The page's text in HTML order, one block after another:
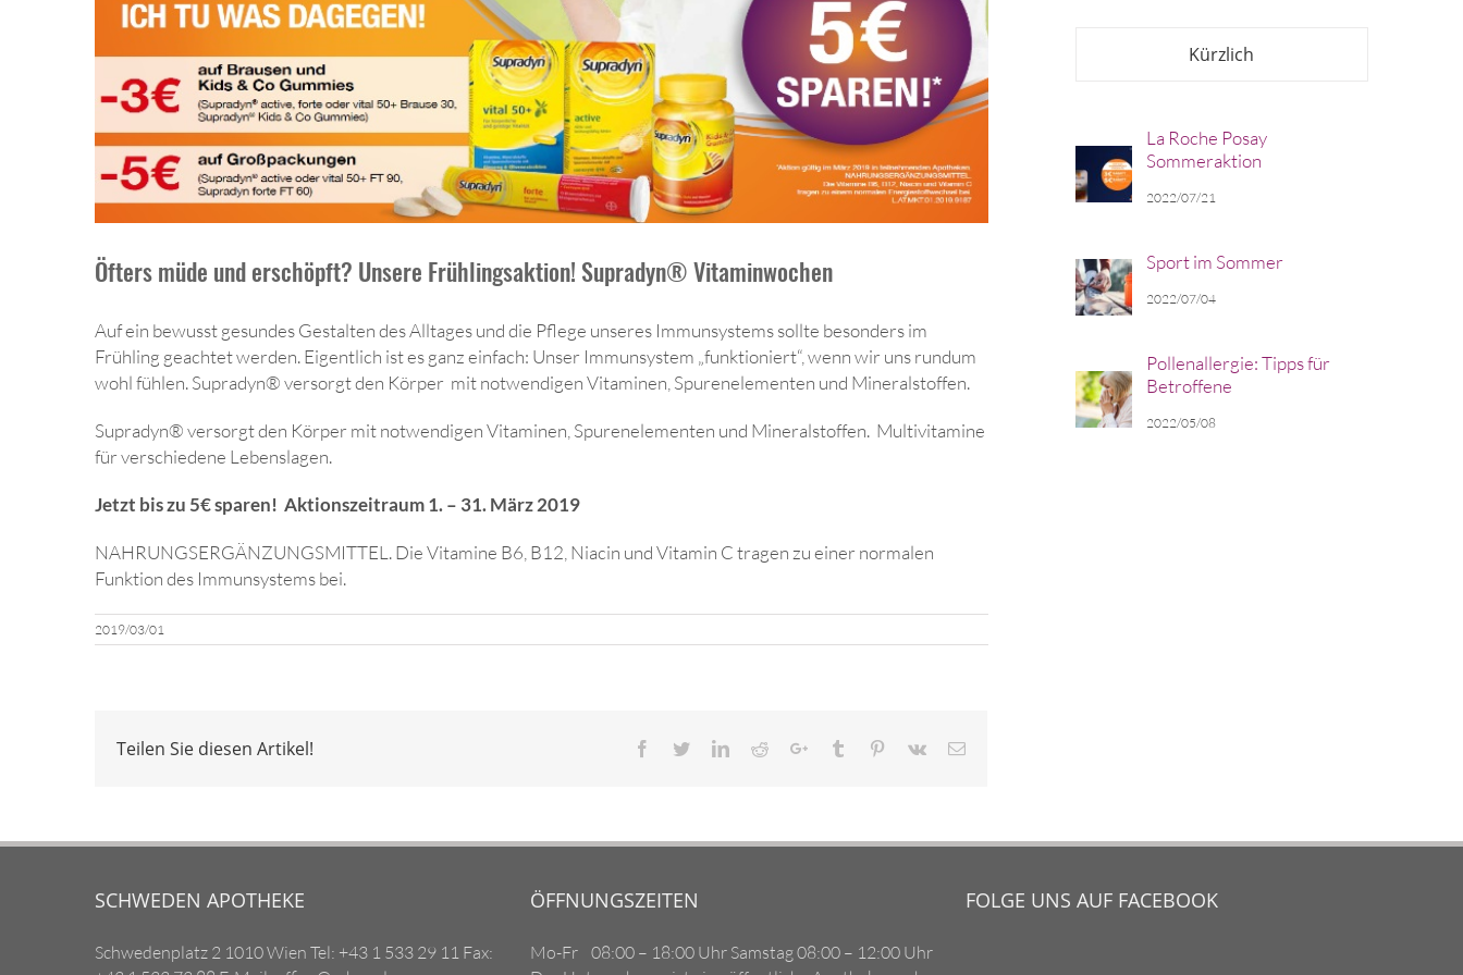
Öfters müde und erschöpft? Unsere Frühlingsaktion! Supradyn® Vitaminwochen
Auf ein bewusst gesundes Gestalten des Alltages und die Pflege unseres Immunsystems sollte besonders im
Frühling geachtet werden. Eigentlich ist es ganz einfach: Unser Immunsystem „funktioniert“, wenn wir uns rundum
wohl fühlen. Supradyn® versorgt den Körper mit notwendigen Vitaminen, Spurenelementen und Mineralstoffen.
Supradyn® versorgt den Körper mit notwendigen Vitaminen, Spurenelementen und Mineralstoffen. Multivitamine
für verschiedene Lebenslagen.
Jetzt bis zu 5€ sparen! Aktionszeitraum 1. – 31. März 2019
NAHRUNGSERGÄNZUNGSMITTEL. Die Vitamine B6, B12, Niacin und Vitamin C tragen zu einer normalen
Funktion des Immunsystems bei.
2019/03/01
Teilen Sie diesen Artikel! Facebook
TwitterLinkedIn
RedditGoogle+Tumblr Pinterest
Vk Email
Kürzlich
La Roche Posay
Sommeraktion
2022/07/21
Sport im Sommer
2022/07/04
Pollenallergie: Tipps für
Betroffene
2022/05/08
SCHWEDEN APOTHEKE
Schwedenplatz 2 1010 Wien Tel: +43 1 533 29 11 Fax:
ÖFFNUNGSZEITEN
Mo-Fr 08:00 – 18:00 Uhr Samstag 08:00 – 12:00 Uhr
FOLGE UNS AUF FACEBOOK